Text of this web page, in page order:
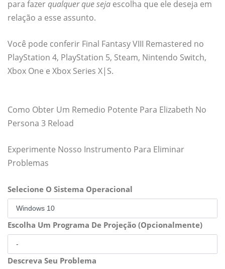
para fazerqualquer que seja escolha que ele deseja em
relação a esse assunto.
Você pode conferir Final Fantasy VIII Remastered no
PlayStation 4, PlayStation 5, Steam, Nintendo Switch,
Xbox One e Xbox Series X|S.
Como Obter Um Remedio Potente Para Elizabeth No
Persona 3 Reload
Experimente Nosso Instrumento Para Eliminar
Problemas
Selecione O Sistema Operacional
Escolha Um Programa De Projeção (Opcionalmente)
Descreva Seu Problema